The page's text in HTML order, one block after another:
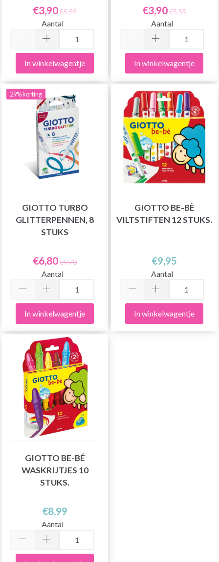
€3,90€5,55
Aantal
In winkelwagentje
€3,90€5,55
Aantal
In winkelwagentje
29% korting
GIOTTO TURBO
GLITTERPENNEN, 8
STUKS
€6,80€9,70
Aantal
In winkelwagentje
GIOTTO BE-BÈ
VILTSTIFTEN 12 STUKS.
€9,95
Aantal
In winkelwagentje
GIOTTO BE-BÉ
WASKRIJTJES 10
STUKS.
€8,99
Aantal